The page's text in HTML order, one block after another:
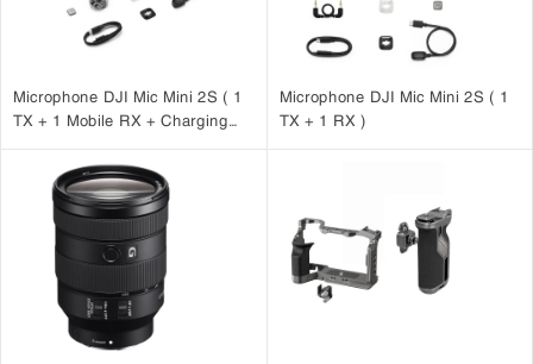
Microphone DJI Mic Mini 2S ( 1
TX + 1 Mobile RX + Charging
Microphone DJI Mic Mini 2S ( 1
TX + 1 RX )